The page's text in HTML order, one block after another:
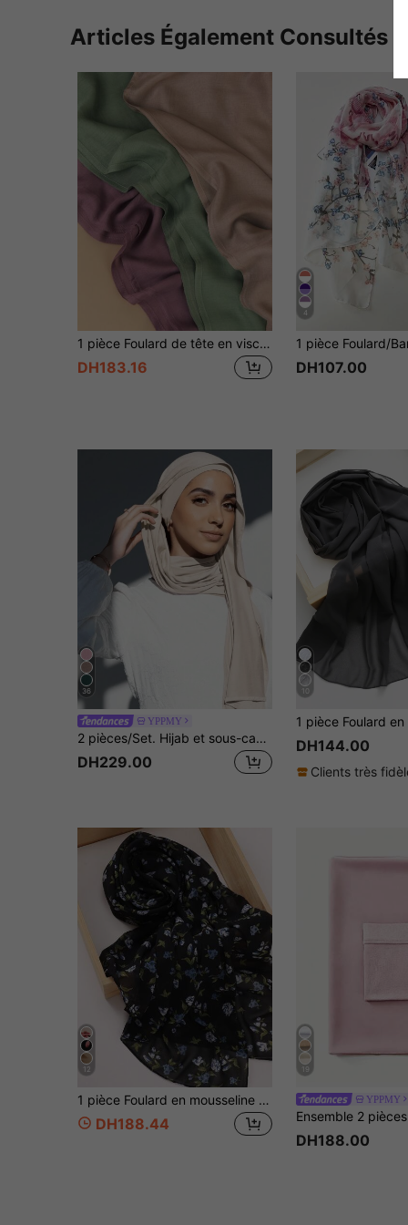
Articles Également Consultés
1 pièce Foulard de tête en viscose de couleur unie de haute qualité, doux et respirant, convient pour le port quotidien avec des robes ou des tenues, mode modeste
DH183.16
4
DH107.00
36
YPPMY
2 pièces/Set. Hijab et sous-cap assortis en jersey, couleur unie, confortable, tissu modal doux et agréable à la peau. 1 pièce de cap hijab tube + 1 pièce d'écharpe légère en modal. Convient pour une couverture conservatrice quotidienne.
DH229.00
10
DH144.00
Clients très
12
1 pièce Foulard en mousseline de soie à motif floral pour femmes, foulard pour le hijab à porter au quotidien, fichu imprimé frais pour envelopper les cheveux, pour abaya et vêtements voilés
DH188.44
19
YPPMY
DH188.00